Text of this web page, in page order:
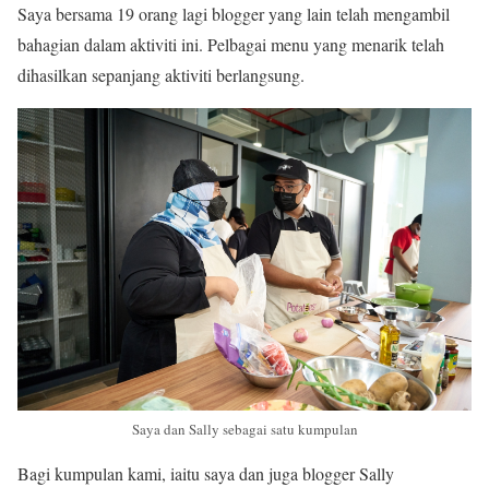
Saya bersama 19 orang lagi blogger yang lain telah mengambil
bahagian dalam aktiviti ini. Pelbagai menu yang menarik telah
dihasilkan sepanjang aktiviti berlangsung.
Saya dan Sally sebagai satu kumpulan
Bagi kumpulan kami, iaitu saya dan juga blogger Sally